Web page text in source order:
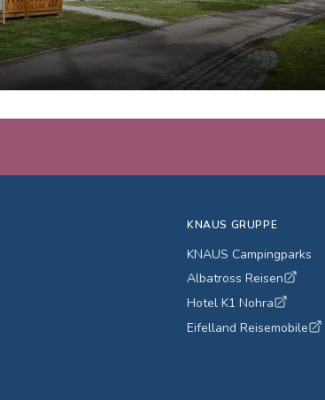
Nürnberg
KNAUS GRUPPE
KNAUS Campingparks
Albatross Reisen
Hotel K1 Nohra
Eifelland Reisemobile